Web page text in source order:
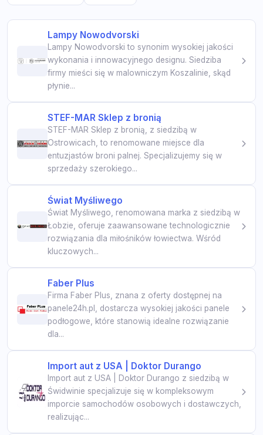
Lampy Nowodvorski
Lampy Nowodvorski to synonim wysokiej jakości
wykonania i innowacyjnego designu. Siedziba
firmy mieści się w malowniczym Koszalinie, skąd
płynie...
STEF-MAR Sklep z bronią
STEF-MAR Sklep z bronią, z siedzibą w
Ostrowicach, to renomowane miejsce dla
entuzjastów broni palnej. Specjalizujemy się w
sprzedaży szerokiego...
Świat Myśliwego
Świat Myśliwego, renomowana marka z siedzibą w
Łobzie, oferuje zaawansowane technologicznie
rozwiązania dla miłośników łowiectwa. Wśród
kluczowych...
Faber Plus
Firma Faber Plus, znana z oferty dostępnej na
panele24h.pl, dostarcza wysokiej jakości panele
podłogowe, które stanowią idealne rozwiązanie
dla...
Import aut z USA | Doktor Durango
Import aut z USA | Doktor Durango z siedzibą w
Świdwinie specjalizuje się w kompleksowym
imporcie samochodów osobowych i dostawczych,
realizując...